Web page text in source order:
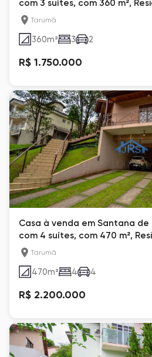
com 3 suítes, com 360 m²,
Tarumã
360m² 3 2
R$ 1.750.000
Casa à venda em Santana de
com 4 suítes, com 470 m²,
Tarumã
470m² 4 4
R$ 2.200.000